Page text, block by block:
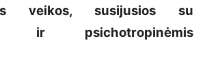
veikos, susijusios su
ir psichotropinėmis